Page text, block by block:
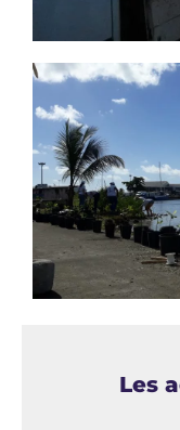
Les